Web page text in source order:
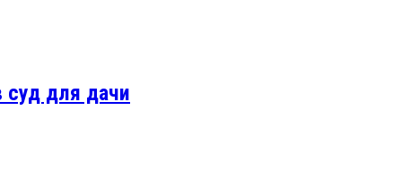
суд для дачи